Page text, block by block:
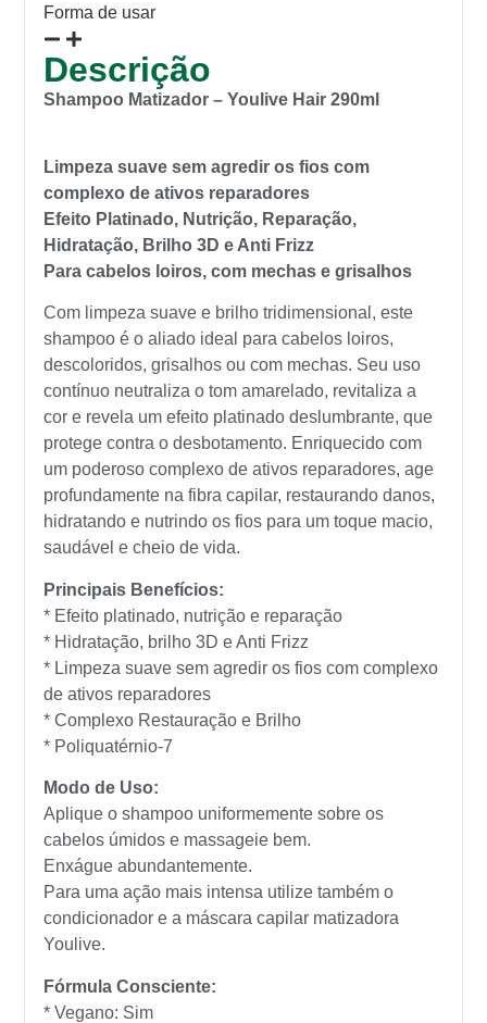
Forma de usar
Descrição
Shampoo Matizador – Youlive Hair 290ml
Limpeza suave sem agredir os fios com
complexo de ativos reparadores
Efeito Platinado, Nutrição, Reparação,
Hidratação, Brilho 3D e Anti Frizz
Para cabelos loiros, com mechas e grisalhos
Com limpeza suave e brilho tridimensional, este
shampoo é o aliado ideal para cabelos loiros,
descoloridos, grisalhos ou com mechas. Seu uso
contínuo neutraliza o tom amarelado, revitaliza a
cor e revela um efeito platinado deslumbrante, que
protege contra o desbotamento. Enriquecido com
um poderoso complexo de ativos reparadores, age
profundamente na fibra capilar, restaurando danos,
hidratando e nutrindo os fios para um toque macio,
saudável e cheio de vida.
Principais Benefícios:
* Efeito platinado, nutrição e reparação
* Hidratação, brilho 3D e Anti Frizz
* Limpeza suave sem agredir os fios com complexo
de ativos reparadores
* Complexo Restauração e Brilho
* Poliquatérnio-7
Modo de Uso:
Aplique o shampoo uniformemente sobre os
cabelos úmidos e massageie bem.
Enxágue abundantemente.
Para uma ação mais intensa utilize também o
condicionador e a máscara capilar matizadora
Youlive.
Fórmula Consciente:
* Vegano: Sim